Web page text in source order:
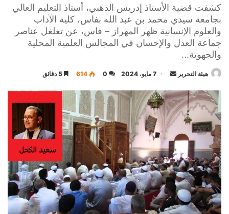
كشفت قضية الأستاذ إدريس الذهبي، أستاذ التعليم العالي
بجامعة سيدي محمد بن عبد الله بفاس، كلية الآداب
والعلوم الإنسانية ظهر المهراز – فاس، عن تغلغل عناصر
جماعة العدل والإحسان في المجالس العلمية المحلية
والجهوية...
هيئة التحرير
أرسل
إلكترونيا
7 مايو، 2024 0
614